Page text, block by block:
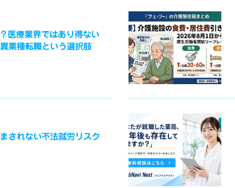
医療業界ではあり得ない
業種転職という選択肢
されない不法就労リスク